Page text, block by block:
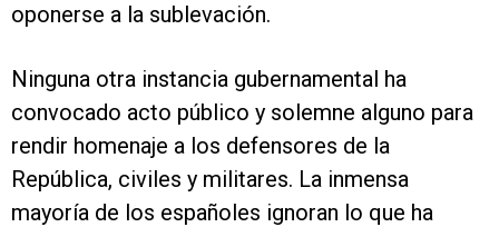
oponerse a la sublevación.
Ninguna otra instancia gubernamental ha
convocado acto público y solemne alguno para
rendir homenaje a los defensores de la
República, civiles y militares. La inmensa
mayoría de los españoles ignoran lo que ha